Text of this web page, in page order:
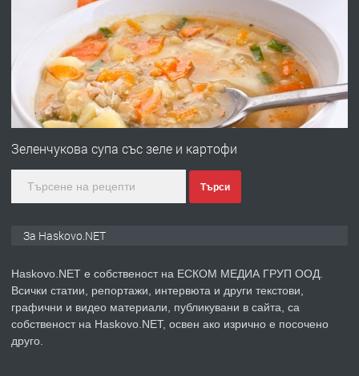
№4120 Магазин/Офис под наем в кв.
Любен Каравелов, Хасково-близо до
градската градина!
преди 3 дни
ПРЕДЛАГА
ПРОСТОРЕН ТРИСТАЕН
КУБА
преди 3 дни
ПРЕДЛАГА СГЛОБЯВАНЕ НА МЕБЕЛИ.
Зеленчукова супа със зеле и картофи
Търси
За Haskovo.NET
Haskovo.NET е собственост на ЕСКОМ МЕДИА ГРУП ООД.
Всички статии, репортажи, интервюта и други текстови,
графични и видео материали, публикувани в сайта, са
собственост на Haskovo.NET, освен ако изрично е посочено
друго.